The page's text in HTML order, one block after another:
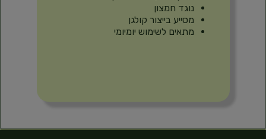
נוגד חמצון
מסייע בייצור קולגן
מתאים לשימוש יומיומי